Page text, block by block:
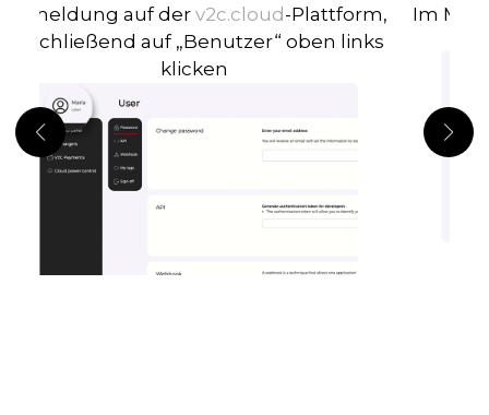
Anmeldung auf der v2c.cloud -Plattform,
anschließend auf „Benutzer“ oben links
klicken
Im